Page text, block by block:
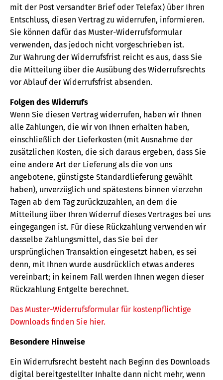
mit der Post versandter Brief oder Telefax) über Ihren
Entschluss, diesen Vertrag zu widerrufen, informieren.
Sie können dafür das Muster-Widerrufsformular
verwenden, das jedoch nicht vorgeschrieben ist.
Zur Wahrung der Widerrufsfrist reicht es aus, dass Sie
die Mitteilung über die Ausübung des Widerrufsrechts
vor Ablauf der Widerrufsfrist absenden.
Folgen des Widerrufs
Wenn Sie diesen Vertrag widerrufen, haben wir Ihnen
alle Zahlungen, die wir von Ihnen erhalten haben,
einschließlich der Lieferkosten (mit Ausnahme der
zusätzlichen Kosten, die sich daraus ergeben, dass Sie
eine andere Art der Lieferung als die von uns
angebotene, günstigste Standardlieferung gewählt
haben), unverzüglich und spätestens binnen vierzehn
Tagen ab dem Tag zurückzuzahlen, an dem die
Mitteilung über Ihren Widerruf dieses Vertrages bei uns
eingegangen ist. Für diese Rückzahlung verwenden wir
dasselbe Zahlungsmittel, das Sie bei der
ursprünglichen Transaktion eingesetzt haben, es sei
denn, mit Ihnen wurde ausdrücklich etwas anderes
vereinbart; in keinem Fall werden Ihnen wegen dieser
Rückzahlung Entgelte berechnet.
Das Muster-Widerrufsformular für kostenpflichtige
Downloads finden Sie hier.
Besondere Hinweise
Ein Widerrufsrecht besteht nach Beginn des Downloads
digital bereitgestellter Inhalte dann nicht mehr, wenn